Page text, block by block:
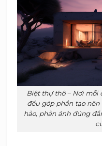
Biệt thự thô – Nơi mỗi
đều góp phần tạo
hảo, phản ánh đúng